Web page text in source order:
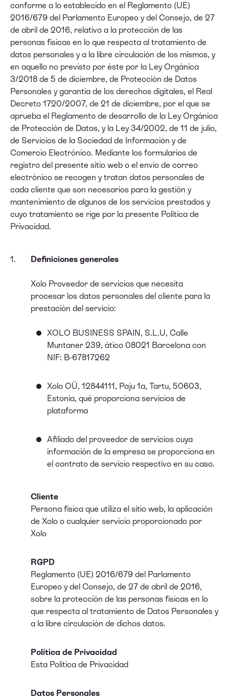
conforme a lo establecido en el Reglamento (UE)
2016/679 del Parlamento Europeo y del Consejo, de 27
de abril de 2016, relativo a la protección de las
personas físicas en lo que respecta al tratamiento de
datos personales y a la libre circulación de los mismos, y
en aquello no previsto por éste por la Ley Orgánica
3/2018 de 5 de diciembre, de Protección de Datos
Personales y garantía de los derechos digitales, el Real
Decreto 1720/2007, de 21 de diciembre, por el que se
aprueba el Reglamento de desarrollo de la Ley Orgánica
de Protección de Datos, y la Ley 34/2002, de 11 de julio,
de Servicios de la Sociedad de Información y de
Comercio Electrónico. Mediante los formularios de
registro del presente sitio web o el envío de correo
electrónico se recogen y tratan datos personales de
cada cliente que son necesarios para la gestión y
mantenimiento de algunos de los servicios prestados y
cuyo tratamiento se rige por la presente Política de
Privacidad.
Definiciones generales
Xolo Proveedor de servicios que necesita
procesar los datos personales del cliente para la
prestación del servicio:
XOLO BUSINESS SPAIN, S.L.U, Calle
Muntaner 239, ático 08021 Barcelona con
NIF: B-67817262
Xolo OÜ, 12844111, Paju 1a, Tartu, 50603,
Estonia, qué proporciona servicios de
plataforma
Afiliado del proveedor de servicios cuya
información de la empresa se proporciona en
el contrato de servicio respectivo en su caso.
Cliente
Persona física que utiliza el sitio web, la aplicación
de Xolo o cualquier servicio proporcionado por
Xolo
RGPD
Reglamento (UE) 2016/679 del Parlamento
Europeo y del Consejo, de 27 de abril de 2016,
sobre la protección de las personas físicas en lo
que respecta al tratamiento de Datos Personales y
a la libre circulación de dichos datos.
Política de Privacidad
Esta Política de Privacidad
Datos Personales